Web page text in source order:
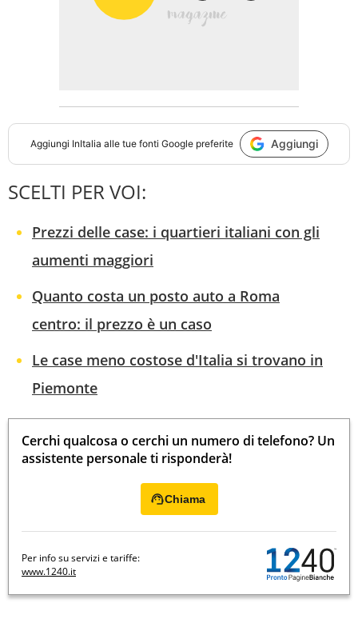
Aggiungi InItalia alle tue fonti Google preferite Aggiungi
SCELTI PER VOI:
Prezzi delle case: i quartieri italiani con gli
aumenti maggiori
Quanto costa un posto auto a Roma
centro: il prezzo è un caso
Le case meno costose d'Italia si trovano in
Piemonte
Cerchi qualcosa o cerchi un numero di telefono? Un
assistente personale ti risponderà!
Chiama
Per info su servizi e tariffe:
www.1240.it